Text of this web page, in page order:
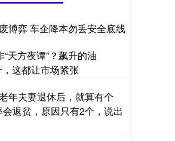
博弈 车企降本勿丢安全底线
“天方夜谭”？飙升的油
，这都让市场紧张
年夫妻退休后，就算有个
返贫，原因只有2个，说出